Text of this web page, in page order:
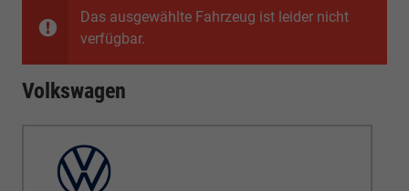
Das ausgewählte Fahrzeug ist leider nicht
verfügbar.
Volkswagen